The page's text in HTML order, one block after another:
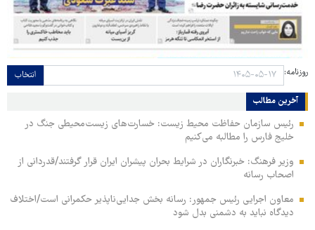
روزنامه: انتخاب
آخرین مطالب
رئیس سازمان حفاظت محیط زیست: خسارت‌های زیست‌محیطی جنگ در
خلیج فارس را مطالبه‌ می‌کنیم
وزیر فرهنگ: خبرنگاران در شرایط بحران پیشران ایران قرار گرفتند/قدردانی از
اصحاب رسانه
معاون اجرایی رئیس جمهور: رسانه بخش جدایی‌ناپذیر حکمرانی است/اختلاف
دیدگاه نباید به دشمنی بدل شود